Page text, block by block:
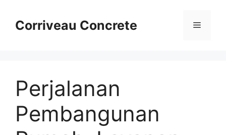
contentCorriveau Concrete Menu
Perjalanan
Pembangunan